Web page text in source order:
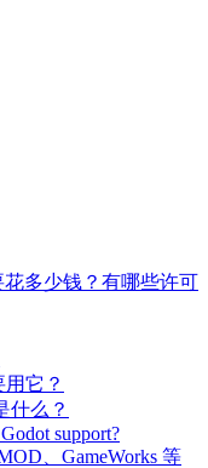
多少钱？有哪些许可
它？
什么？
support?
、GameWorks 等